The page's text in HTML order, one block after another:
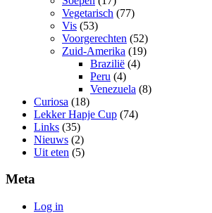
Vegetarisch (77)
Vis (53)
Voorgerechten (52)
Zuid-Amerika (19)
Brazilië (4)
Peru (4)
Venezuela (8)
Curiosa (18)
Lekker Hapje Cup (74)
Links (35)
Nieuws (2)
Uit eten (5)
Meta
Log in